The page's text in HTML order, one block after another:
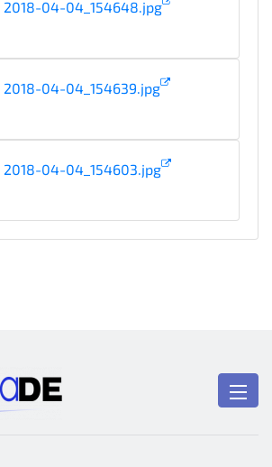
2018-04-04_154648.jpg
2018-04-04_154639.jpg
2018-04-04_154603.jpg